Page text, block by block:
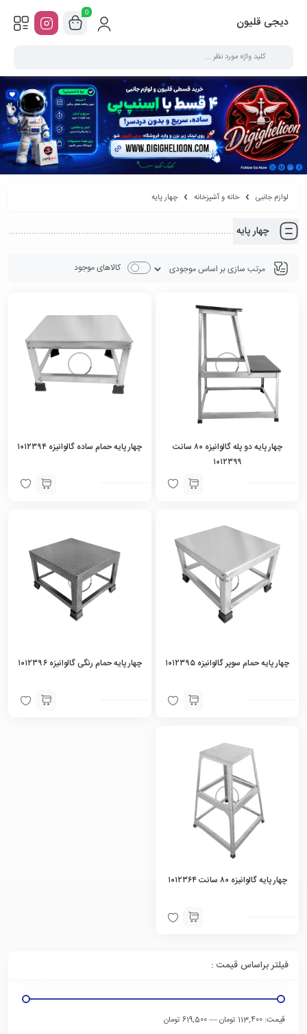
دیجی قلیون
0
لوازم جانبی خانه و آشپزخانه چهار پایه
چهار پایه
کالاهای موجود
چهار پایه دو پله گالوانیزه ۸۰ سانت
۱۰۱۲۳۹۹
چهار پایه حمام ساده گالوانیزه ۱۰۱۲۳۹۴
چهار پایه حمام سوپر گالوانیزه ۱۰۱۲۳۹۵ چهار پایه حمام رنگی گالوانیزه ۱۰۱۲۳۹۶
چهار پایه گالوانیزه ۸۰ سانت ۱۰۱۲۳۶۴
فیلتر براساس قیمت :
قيمت: 113,400 تومان —619,500 تومان